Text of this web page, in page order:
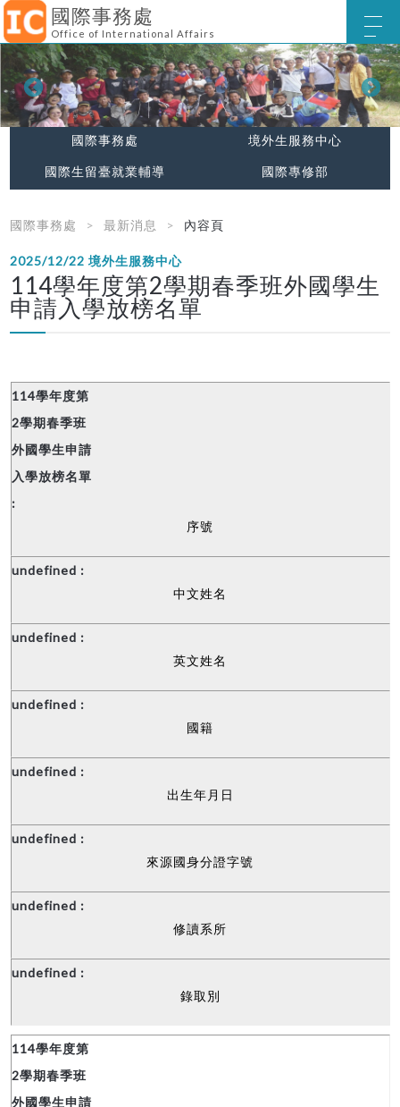
國際事務處
Office of International Affairs
國際事務處 境外生服務中心
國際生留臺就業輔導 國際專修部
國際事務處 最新消息 內容頁
2025/12/22境外生服務中心
114學年度第2學期春季班外國學生
申請入學放榜名單
序號
中文姓名
英文姓名
國籍
出生年月日
來源國身分證字號
修讀系所
錄取別